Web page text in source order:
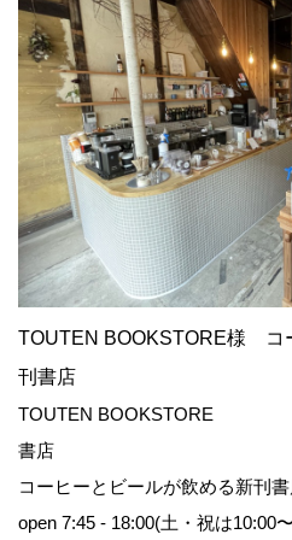
TOUTEN BOOKSTORE様 コ
刊書店
TOUTEN BOOKSTORE
書店
コーヒーとビールが飲める新刊書
open 7:45 - 18:00(土・祝は10:00